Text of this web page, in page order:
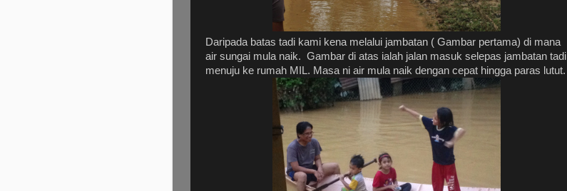
Daripada batas tadi kami kena melalui jambatan ( Gambar pertama) di mana
air sungai mula naik. Gambar di atas ialah jalan masuk selepas jambatan tadi
menuju ke rumah MIL. Masa ni air mula naik dengan cepat hingga paras lutut.